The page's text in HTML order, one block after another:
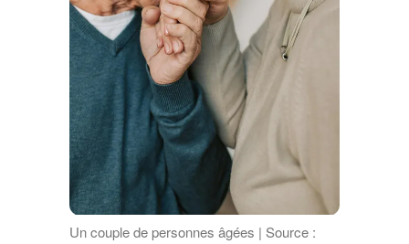
Un couple de personnes âgées | Source :